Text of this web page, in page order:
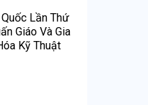
Lần Thứ
Giáo Và Gia
Kỹ Thuật